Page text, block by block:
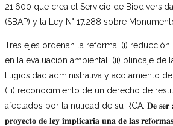
21.600 que crea el Servicio de
(SBAP) y la Ley N° 17.288 sobre
Tres ejes ordenan la reforma: (i)
en la evaluación ambiental; (ii) blindaje de
litigiosidad administrativa y acotamiento
(iii) reconocimiento de un derecho de
afectados por la nulidad de su RCA. 𝐃𝐞 𝐬𝐞𝐫
𝐩𝐫𝐨𝐲𝐞𝐜𝐭𝐨 𝐝𝐞 𝐥𝐞𝐲 𝐢𝐦𝐩𝐥𝐢𝐜𝐚𝐫𝐢́𝐚 𝐮𝐧𝐚 𝐝𝐞 𝐥𝐚𝐬 𝐫𝐞𝐟𝐨𝐫𝐦𝐚𝐬